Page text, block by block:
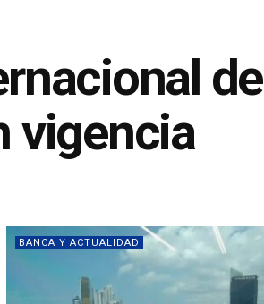
de
vigencia
BANCA Y ACTUALIDAD